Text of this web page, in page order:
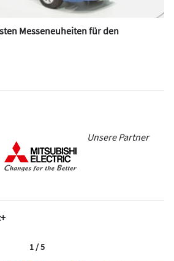
Messeneuheiten für den
Unsere Partner
1 / 5